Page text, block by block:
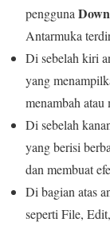
pengguna
Antarmuka
Di sebelah kiri
yang
menambah
Di sebelah
yang berisi
dan membuat
Di bagian atas
seperti File,